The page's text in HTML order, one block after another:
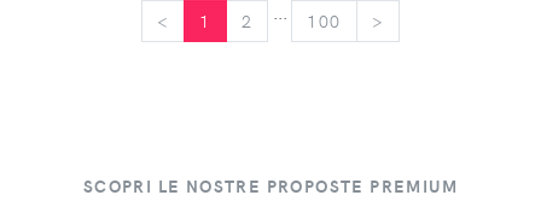
< 1 2 ... 100 >
SCOPRI LE NOSTRE PROPOSTE PREMIUM